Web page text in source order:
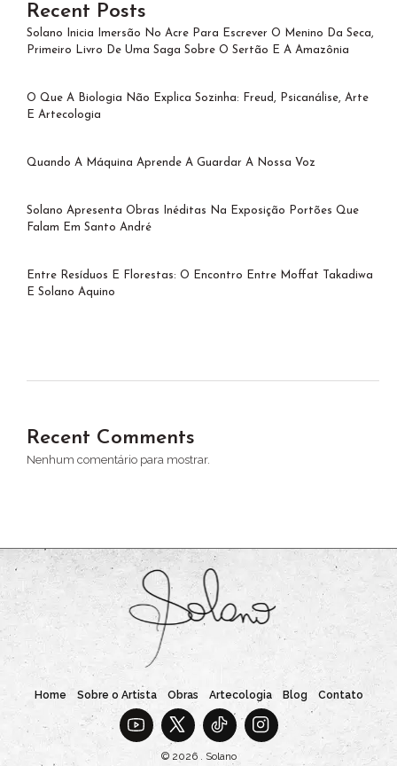
Recent Posts
Solano Inicia Imersão No Acre Para Escrever O Menino Da Seca,
Primeiro Livro De Uma Saga Sobre O Sertão E A Amazônia
O Que A Biologia Não Explica Sozinha: Freud, Psicanálise, Arte
E Artecologia
Quando A Máquina Aprende A Guardar A Nossa Voz
Solano Apresenta Obras Inéditas Na Exposição Portões Que
Falam Em Santo André
Entre Resíduos E Florestas: O Encontro Entre Moffat Takadiwa
E Solano Aquino
Recent Comments
Nenhum comentário para mostrar.
Home Sobre o Artista Obras Artecologia Blog Contato
© 2026 . Solano